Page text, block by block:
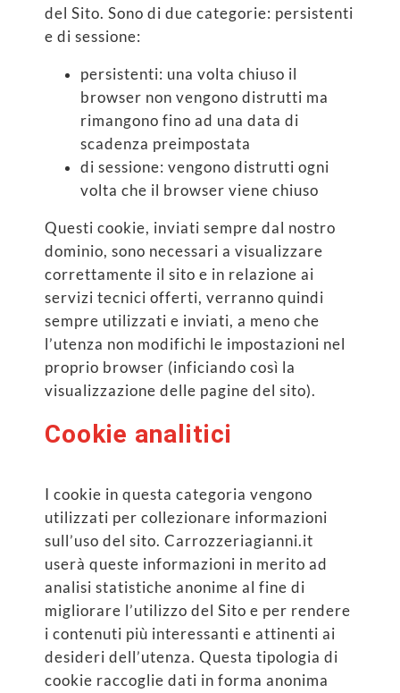
del Sito. Sono di due categorie: persistenti
e di sessione:
persistenti: una volta chiuso il
browser non vengono distrutti ma
rimangono fino ad una data di
scadenza preimpostata
di sessione: vengono distrutti ogni
volta che il browser viene chiuso
Questi cookie, inviati sempre dal nostro
dominio, sono necessari a visualizzare
correttamente il sito e in relazione ai
servizi tecnici offerti, verranno quindi
sempre utilizzati e inviati, a meno che
l’utenza non modifichi le impostazioni nel
proprio browser (inficiando così la
visualizzazione delle pagine del sito).
Cookie analitici
I cookie in questa categoria vengono
utilizzati per collezionare informazioni
sull’uso del sito. Carrozzeriagianni.it
userà queste informazioni in merito ad
analisi statistiche anonime al fine di
migliorare l’utilizzo del Sito e per rendere
i contenuti più interessanti e attinenti ai
desideri dell’utenza. Questa tipologia di
cookie raccoglie dati in forma anonima